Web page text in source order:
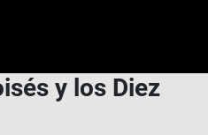
y los Diez